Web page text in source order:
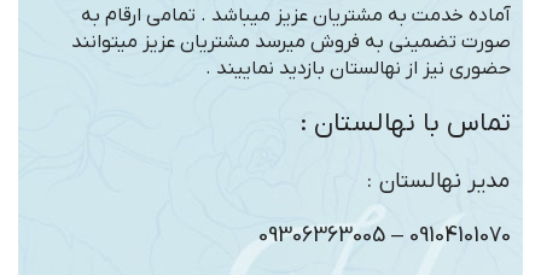
آماده خدمت به مشتریان عزیز میباشد . تمامی ارقام به
صورت تضمینی به فروش میرسد مشتریان عزیز میتوانند
حضوری نیز از نهالستان بازدید نماییند .
تماس با نهالستان :
مدیر نهالستان :
09104101070 – 09306363005